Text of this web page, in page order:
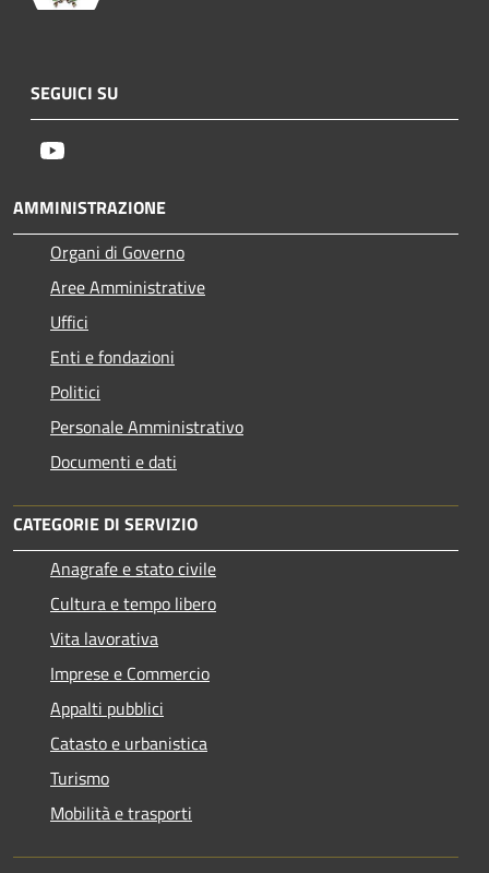
SEGUICI SU
AMMINISTRAZIONE
Organi di Governo
Aree Amministrative
Uffici
Enti e fondazioni
Politici
Personale Amministrativo
Documenti e dati
CATEGORIE DI SERVIZIO
Anagrafe e stato civile
Cultura e tempo libero
Vita lavorativa
Imprese e Commercio
Appalti pubblici
Catasto e urbanistica
Turismo
Mobilità e trasporti